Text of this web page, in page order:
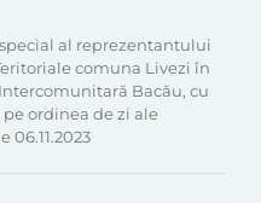
al reprezentantului
comuna Livezi în
Bacău, cu
pe ordinea de zi ale
06.11.2023